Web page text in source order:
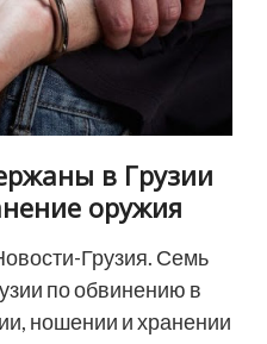
в Грузии
оружия
Грузия. Семь
по обвинению в
ношении и хранении